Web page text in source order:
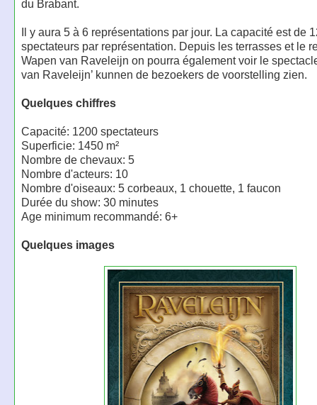
du Brabant.
Il y aura 5 à 6 représentations par jour. La capacité est de
spectateurs par représentation. Depuis les terrasses et le
Wapen van Raveleijn on pourra également voir le
van Raveleijn’ kunnen de bezoekers de voorstelling zien.
Quelques chiffres
Capacité: 1200 spectateurs
Superficie: 1450 m²
Nombre de chevaux: 5
Nombre d'acteurs: 10
Nombre d'oiseaux: 5 corbeaux, 1 chouette, 1 faucon
Durée du show: 30 minutes
Age minimum recommandé: 6+
Quelques images